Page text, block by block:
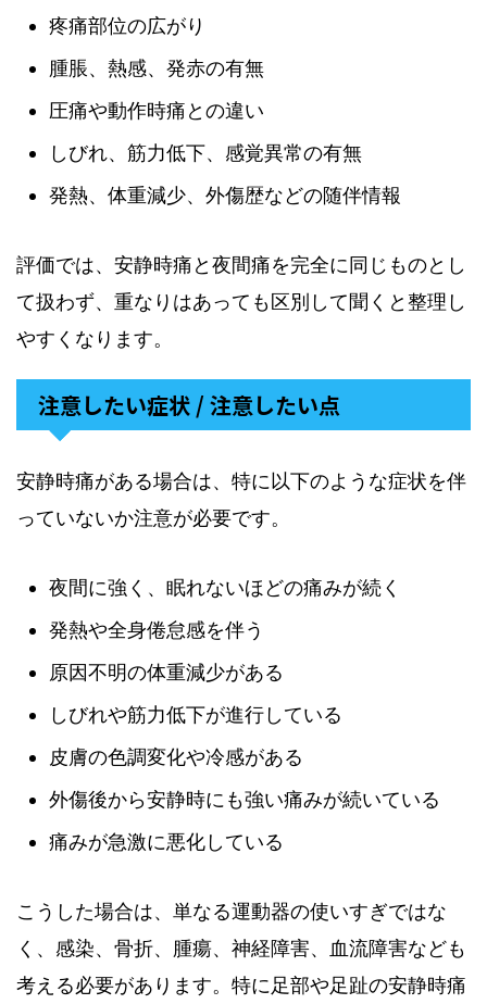
疼痛部位の広がり
腫脹、熱感、発赤の有無
圧痛や動作時痛との違い
しびれ、筋力低下、感覚異常の有無
発熱、体重減少、外傷歴などの随伴情報
評価では、安静時痛と夜間痛を完全に同じものとし
て扱わず、重なりはあっても区別して聞くと整理し
やすくなります。
注意したい症状 / 注意したい点
安静時痛がある場合は、特に以下のような症状を伴
っていないか注意が必要です。
夜間に強く、眠れないほどの痛みが続く
発熱や全身倦怠感を伴う
原因不明の体重減少がある
しびれや筋力低下が進行している
皮膚の色調変化や冷感がある
外傷後から安静時にも強い痛みが続いている
痛みが急激に悪化している
こうした場合は、単なる運動器の使いすぎではな
く、感染、骨折、腫瘍、神経障害、血流障害なども
考える必要があります。特に足部や足趾の安静時痛